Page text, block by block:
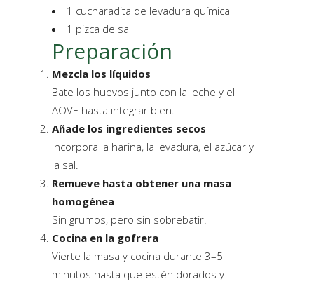
1 cucharadita de levadura química
1 pizca de sal
Preparación
Mezcla los líquidos
Bate los huevos junto con la leche y el
AOVE hasta integrar bien.
Añade los ingredientes secos
Incorpora la harina, la levadura, el azúcar y
la sal.
Remueve hasta obtener una masa
homogénea
Sin grumos, pero sin sobrebatir.
Cocina en la gofrera
Vierte la masa y cocina durante 3–5
minutos hasta que estén dorados y